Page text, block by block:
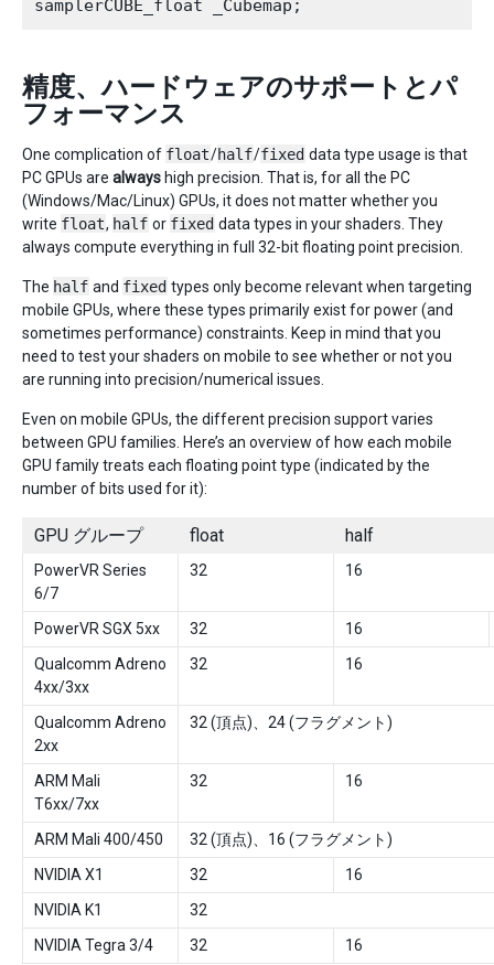
精度、ハードウェアのサポートとパ
フォーマンス
One complication of float/half/fixed data type usage is that
PC GPUs are always high precision. That is, for all the PC
(Windows/Mac/Linux) GPUs, it does not matter whether you
write float, half or fixed data types in your shaders. They
always compute everything in full 32-bit floating point precision.
The half and fixed types only become relevant when targeting
mobile GPUs, where these types primarily exist for power (and
sometimes performance) constraints. Keep in mind that you
need to test your shaders on mobile to see whether or not you
are running into precision/numerical issues.
Even on mobile GPUs, the different precision support varies
between GPU families. Here’s an overview of how each mobile
GPU family treats each floating point type (indicated by the
number of bits used for it):
GPU グループ float half
PowerVR Series
6/7
32 16
PowerVR SGX 5xx 32
16
Qualcomm Adreno
4xx/3xx
32 16
Qualcomm Adreno
2xx
32 (頂点)、24 (フラグメント)
ARM Mali
T6xx/7xx
32 16
ARM Mali 400/450
32 (頂点)、16 (フラグメント)
NVIDIA X1
32
16
NVIDIA K1
32
NVIDIA Tegra 3/4
32 16